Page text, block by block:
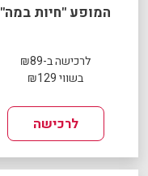
המופע "חיות במה"
לרכישה ב-₪89
בשווי ₪129
לרכישה